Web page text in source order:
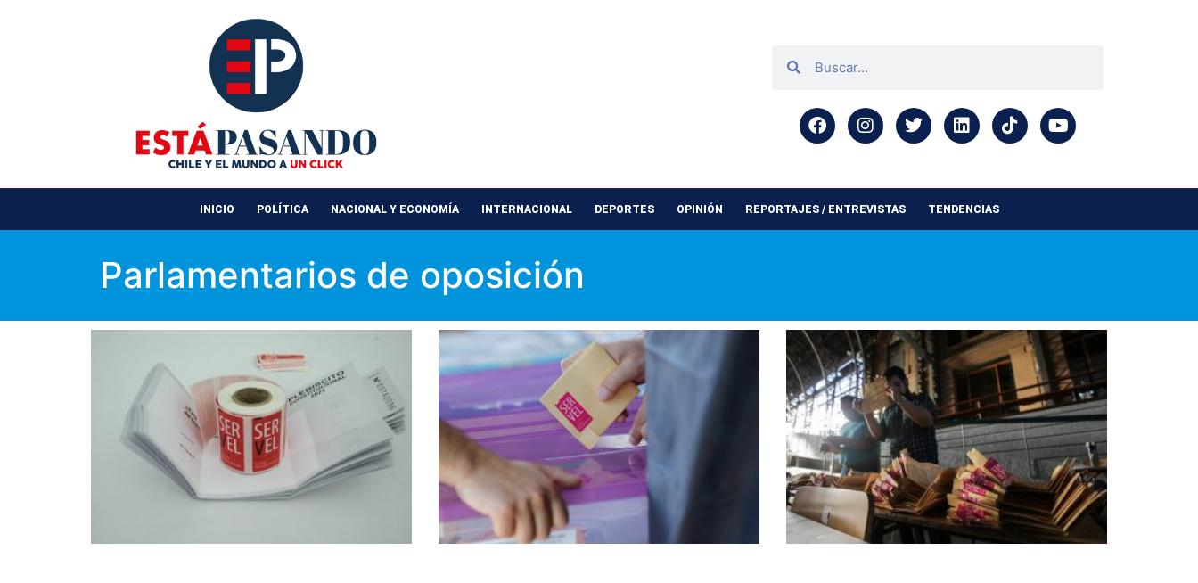
INICIO POLÍTICA NACIONAL Y ECONOMÍA INTERNACIONAL DEPORTES OPINIÓN REPORTAJES / ENTREVISTAS TENDENCIAS
Parlamentarios de oposición